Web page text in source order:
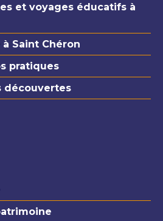
et voyages éducatifs à
Saint Chéron
pratiques
découvertes